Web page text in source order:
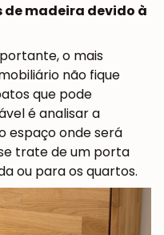
de madeira devido à
o mais
não fique
que pode
é analisar a
espaço onde será
trate de um porta
ou para os quartos.